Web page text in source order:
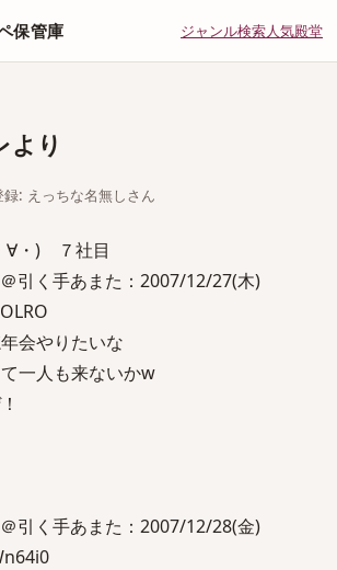
保管庫 ジャンル検索人気殿堂
より
: えっちな名無しさん
∀・) ７社目
引く手あまた：2007/12/27(木)
会やりたいな
一人も来ないかw
引く手あまた：2007/12/28(金)